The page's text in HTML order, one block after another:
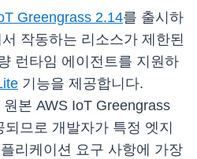
Greengrass 2.14를 출시하
작동하는 리소스가 제한된
런타임 에이전트를 지원하
기능을 제공합니다.
본 AWS IoT Greengrass
므로 개발자가 특정 엣지
리케이션 요구 사항에 가장